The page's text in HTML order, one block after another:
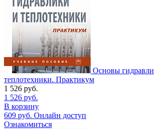
Основы
теплотехники. Практикум
1 526 руб.
1 526 руб.
В корзину
609 руб. Онлайн доступ
Ознакомиться